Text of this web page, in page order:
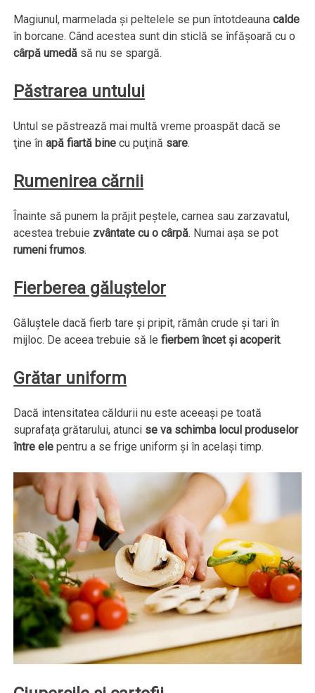
Magiunul, marmelada şi peltelele se pun întotdeaunacalde
în borcane. Când acestea sunt din sticlă se înfăşoară cu o
cârpă umedă să nu se spargă.
Păstrarea untului
Untul se păstrează mai multă vreme proaspăt dacă se
ţine înapă fiartă bine cu puţină sare.
Rumenirea cărnii
Înainte să punem la prăjit peştele, carnea sau zarzavatul,
acestea trebuie zvântate cu o cârpă. Numai aşa se pot
rumeni frumos.
Fierberea găluştelor
Găluştele dacă fierb tare şi pripit, rămân crude şi tari în
mijloc. De aceea trebuie să lefierbem încet şi acoperit.
Grătar uniform
Dacă intensitatea căldurii nu este aceeaşi pe toată
suprafaţa grătarului, atunci se va schimba locul produselor
între ele pentru a se frige uniform şi în acelaşi timp.